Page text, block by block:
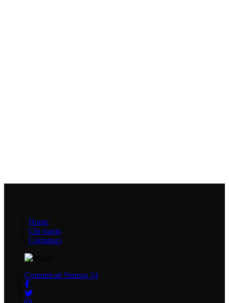
Home
Chi siamo
Contattaci
Comunicati Stampa 24